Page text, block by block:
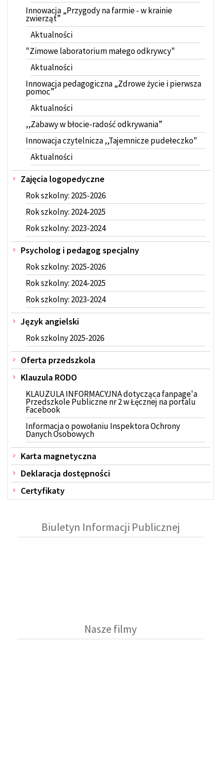
Innowacja „Przygody na farmie - w krainie
zwierząt”
Aktualności
"Zimowe laboratorium małego odkrywcy"
Aktualności
Innowacja pedagogiczna „Zdrowe życie i pierwsza
pomoc”
Aktualności
,,Zabawy w błocie-radość odkrywania”
Innowacja czytelnicza ,,Tajemnicze pudełeczko"
Aktualności
Zajęcia logopedyczne
Rok szkolny: 2025-2026
Rok szkolny: 2024-2025
Rok szkolny: 2023-2024
Psycholog i pedagog specjalny
Rok szkolny: 2025-2026
Rok szkolny: 2024-2025
Rok szkolny: 2023-2024
Język angielski
Rok szkolny 2025-2026
Oferta przedszkola
Klauzula RODO
KLAUZULA INFORMACYJNA dotycząca fanpage'a
Przedszkole Publiczne nr 2 w Łęcznej na portalu
Facebook
Informacja o powołaniu Inspektora Ochrony
Danych Osobowych
Karta magnetyczna
Deklaracja dostępności
Certyfikaty
Biuletyn Informacji Publicznej
Nasze filmy